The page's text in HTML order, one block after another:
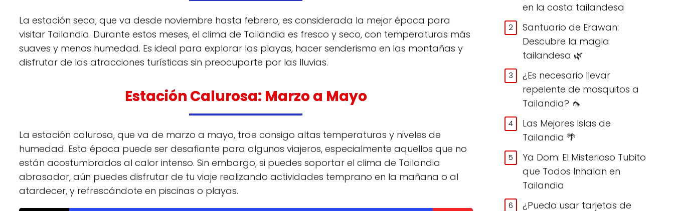
La estación seca, que va desde noviembre hasta febrero, es considerada la mejor época para
visitar Tailandia. Durante estos meses, el clima de Tailandia es fresco y seco, con temperaturas más
suaves y menos humedad. Es ideal para explorar las playas, hacer senderismo en las montañas y
disfrutar de las atracciones turísticas sin preocuparte por las lluvias.
Estación Calurosa: Marzo a Mayo
La estación calurosa, que va de marzo a mayo, trae consigo altas temperaturas y niveles de
humedad. Esta época puede ser desafiante para algunos viajeros, especialmente aquellos que no
están acostumbrados al calor intenso. Sin embargo, si puedes soportar el clima de Tailandia
abrasador, aún puedes disfrutar de tu viaje realizando actividades temprano en la mañana o al
atardecer, y refrescándote en piscinas o playas.
en la costa tailandesa
Santuario de Erawan:
Descubre la magia
tailandesa 🌿
¿Es necesario llevar
repelente de mosquitos a
Tailandia? 🦟
Las Mejores Islas de
Tailandia 🌴
Ya Dom: El Misterioso Tubito
que Todos Inhalan en
Tailandia
¿Puedo usar tarjetas de